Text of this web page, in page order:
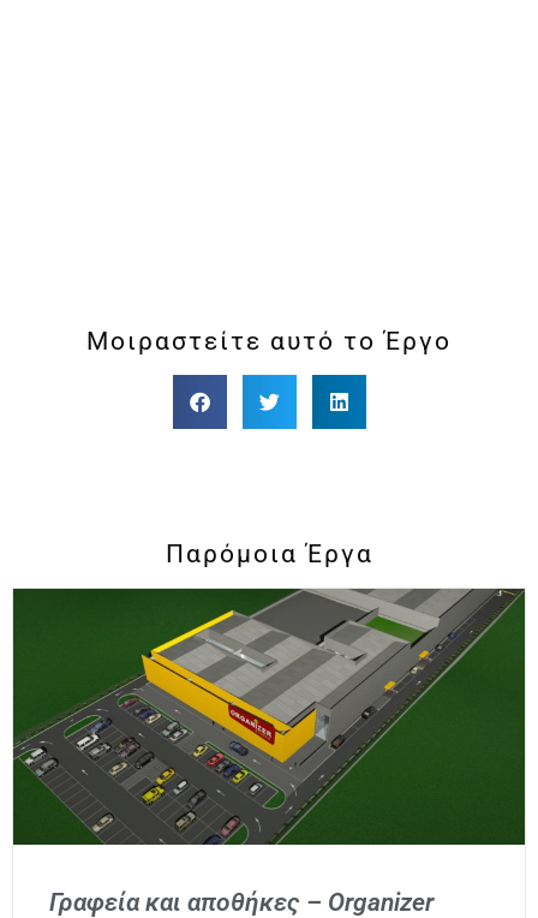
Μοιραστείτε αυτό το Έργο
Παρόμοια Έργα
Γραφεία και αποθήκες – Organizer